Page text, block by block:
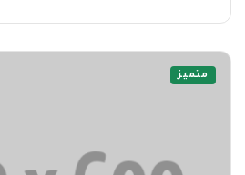
متميز